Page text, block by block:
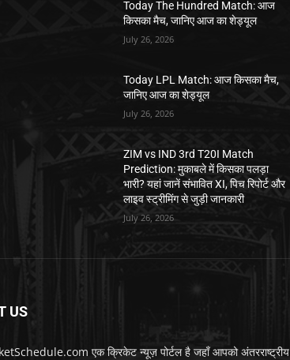
Today The Hundred Match: आज
किसका मैच, जानिए आज का शेड्यूल
July 26, 2026
Today LPL Match: आज किसका मैच,
जानिए आज का शेड्यूल
July 26, 2026
ZIM vs IND 3rd T20I Match
Prediction: मुकाबले में किसका पलड़ा
भारी? यहां जानें संभावित XI, पिच रिपोर्ट और
लाइव स्ट्रीमिंग से जुड़ी जानकारी
July 26, 2026
US
एक क्रिकेट न्यूज़ पोर्टल है जहाँ आपको अंतरराष्ट्रीय